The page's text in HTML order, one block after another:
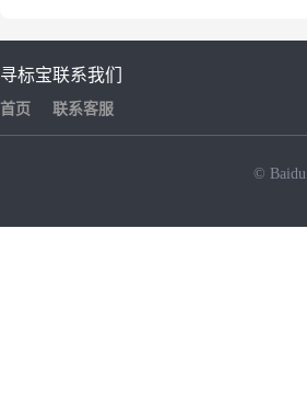
寻标宝
首页
联系我们
联系客服
© Baidu